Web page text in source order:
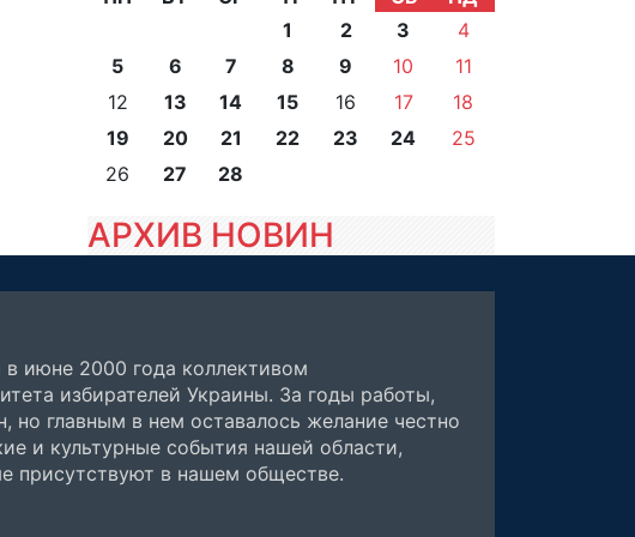
1
2 3
4
5
6 7 8 9 10
11
12
13 14 15 16 17
18
19
20 21 22 23 24
25
26
27 28
АРХИВ НОВИН
июне 2000 года коллективом
избирателей Украины. За годы работы,
но главным в нем оставалось желание честно
и культурные события нашей области,
присутствуют в нашем обществе.